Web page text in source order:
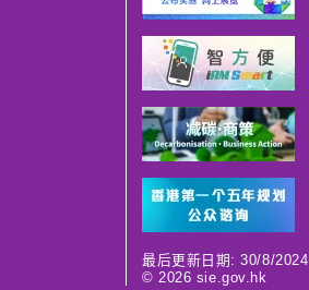
最后更新日期: 30/8/2024
©2026 sie.gov.hk